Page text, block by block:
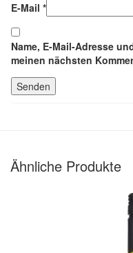
E-Mail *
Name, E-Mail-Adresse
meinen nächsten
Ähnliche Produkte